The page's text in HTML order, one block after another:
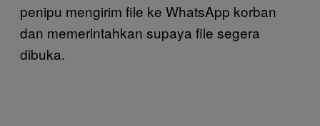
penipu mengirim file ke WhatsApp korban
dan memerintahkan supaya file segera
dibuka.